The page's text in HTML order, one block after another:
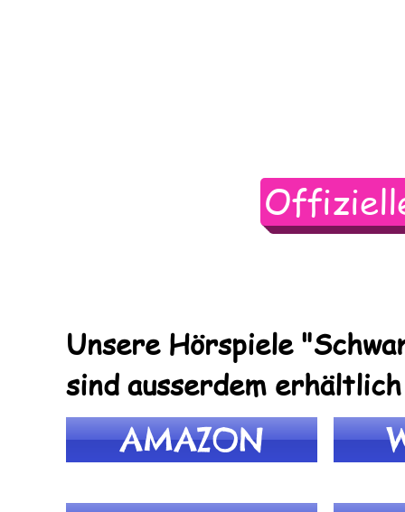
Unsere Hörspiele
sind ausserdem
AMAZON